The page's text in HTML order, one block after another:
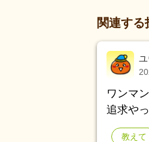
関連する
ユ
ワンマ
追求や
子もい
教えて